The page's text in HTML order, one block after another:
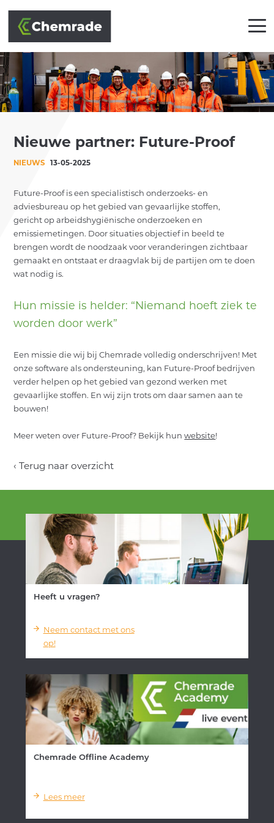
Nieuwe partner: Future-Proof
NIEUWS 13-05-2025
Future-Proof is een specialistisch onderzoeks- en
adviesbureau op het gebied van gevaarlijke stoffen,
gericht op arbeidshygiënische onderzoeken en
emissiemetingen. Door situaties objectief in beeld te
brengen wordt de noodzaak voor veranderingen zichtbaar
gemaakt en ontstaat er draagvlak bij de partijen om te doen
wat nodig is.
Hun missie is helder: “Niemand hoeft ziek te
worden door werk”
Een missie die wij bij Chemrade volledig onderschrijven! Met
onze software als ondersteuning, kan Future-Proof bedrijven
verder helpen op het gebied van gezond werken met
gevaarlijke stoffen. En wij zijn trots om daar samen aan te
bouwen!
Meer weten over Future-Proof? Bekijk hunwebsite!
‹ Terug naar overzicht
OPLOSSINGEN
BRANCHES
PARTNERS
KLANTEN
ACADEMY
NL EN INLOGGEN
Heeft u vragen?
Neem contact met ons
op!
Chemrade Offline Academy
Lees meer